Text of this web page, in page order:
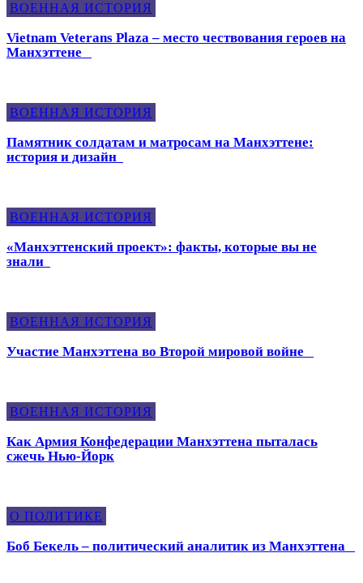
ВОЕННАЯ ИСТОРИЯ
Vietnam Veterans Plaza – место чествования героев на
Манхэттене
ВОЕННАЯ ИСТОРИЯ
Памятник солдатам и матросам на Манхэттене:
история и дизайн
ВОЕННАЯ ИСТОРИЯ
«Манхэттенский проект»: факты, которые вы не
знали
ВОЕННАЯ ИСТОРИЯ
Участие Манхэттена во Второй мировой войне
ВОЕННАЯ ИСТОРИЯ
Как Армия Конфедерации Манхэттена пыталась
сжечь Нью-Йорк
О ПОЛИТИКЕ
Боб Бекель – политический аналитик из Манхэттена